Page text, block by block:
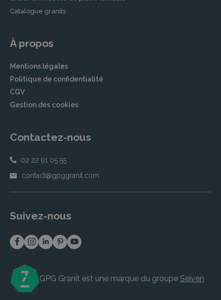
Catalogue granits
À propos
Mentions légales
Politique de confidentialité
CGV
Gestion des cookies
Contactez-nous
02 22 91 05 55
contact@gpggranit.com
Suivez-nous
GPG Granit est une marque du groupe Seiven